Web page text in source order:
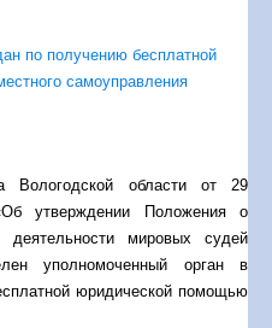
по получению бесплатной
самоуправления
Вологодской области от 29
утверждении Положения о
деятельности мировых судей
уполномоченный орган в
юридической помощью
в Российской Федерации»;
2002 года № 63-ФЗ «Об
в Российской
1996 года № 159-ФЗ«О